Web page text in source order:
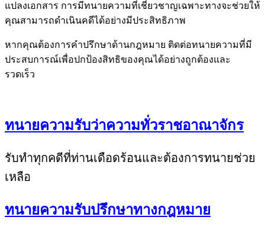
แปลงเอกสาร การมีทนายความที่เชี่ยวชาญเฉพาะทางจะช่วยให้
คุณสามารถดำเนินคดีได้อย่างมีประสิทธิภาพ
หากคุณต้องการคำปรึกษาด้านกฎหมาย ติดต่อทนายความที่มี
ประสบการณ์เพื่อปกป้องสิทธิของคุณได้อย่างถูกต้องและ
รวดเร็ว
ทนายความรับว่าความทั่วราชอาณาจักร
รับทำทุกคดีที่ท่านเดือดร้อนและต้องการทนายช่วย
เหลือ
ทนายความรับปรึกษาทางกฎหมาย